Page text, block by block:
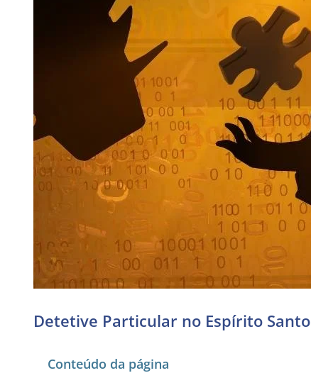
Detetive Particular no Espírito Santo
Conteúdo da página